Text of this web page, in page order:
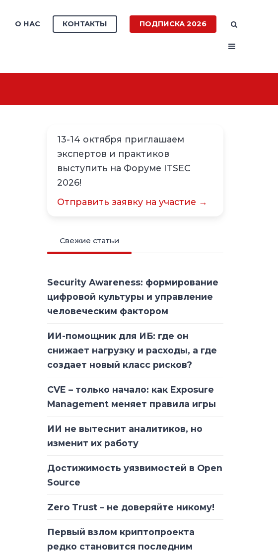
О НАС КОНТАКТЫ ПОДПИСКА 2026
13-14 октября приглашаем
экспертов и практиков
выступить на Форуме ITSEC
2026!
Отправить заявку на участие →
Свежие статьи
Security Awareness: формирование
цифровой культуры и управление
человеческим фактором
ИИ-помощник для ИБ: где он
снижает нагрузку и расходы, а где
создает новый класс рисков?
CVE – только начало: как Exposure
Management меняет правила игры
ИИ не вытеснит аналитиков, но
изменит их работу
Достижимость уязвимостей в Open
Source
Zero Trust – не доверяйте никому!
Первый взлом криптопроекта
редко становится последним